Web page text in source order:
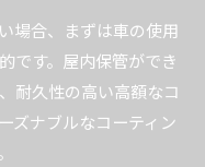
場合、まずは車の使用
です。屋内保管ができ
耐久性の高い高額なコ
ズナブルなコーティン